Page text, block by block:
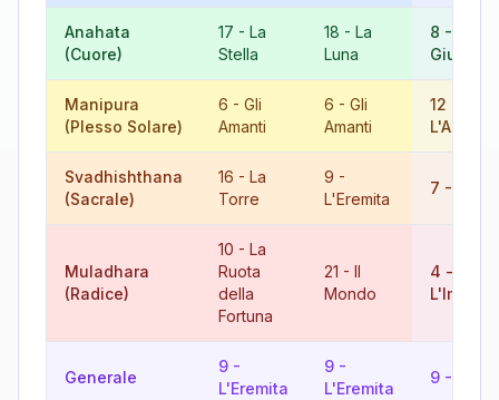
Anahata
(Cuore)
17 - La
Stella
18 - La
Luna
8 -
Giustizia
Manipura
(Plesso Solare)
6 - Gli
Amanti
6 - Gli
Amanti
12
L'Appeso
Svadhishthana
(Sacrale)
16 - La
Torre
9 -
L'Eremita
7 -
Muladhara
(Radice)
10 - La
Ruota
della
Fortuna
21 - Il
Mondo
4 -
Generale
9 -
L'Eremita
9 -
L'Eremita
9 -